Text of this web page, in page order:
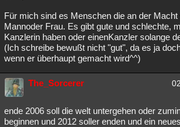
Für mich sind es Menschen die an der Macht
Mannoder Frau. Es gibt gute und schlechte,
Kanzlerin haben oder einenKanzler solange
(Ich schreibe bewußt nicht "gut", da es ja
wenn er überhaupt gemacht wird^^)
The_Sorcerer
ende 2006 soll die welt untergehen oder
beginnen und 2012 soller enden und ein